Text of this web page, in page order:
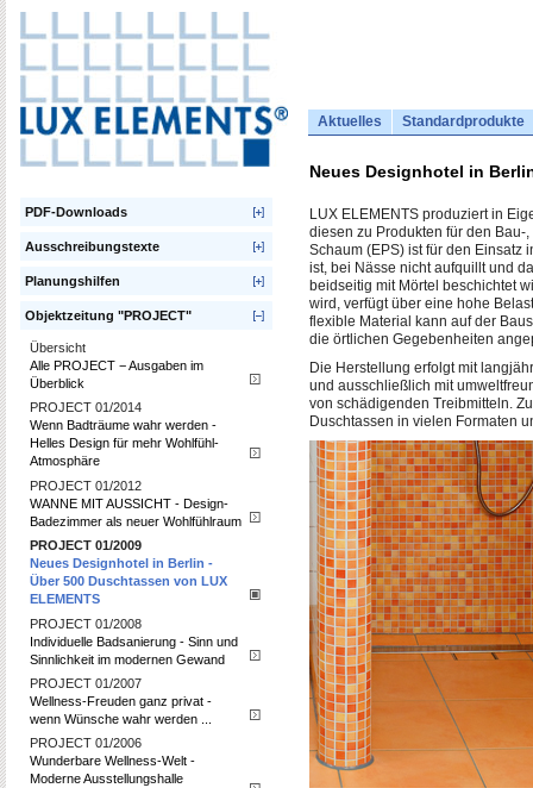
Aktuelles Standardprodukte
PDF-Downloads
Ausschreibungstexte
Planungshilfen
Objektzeitung "PROJECT"
Übersicht
Alle PROJECT − Ausgaben im
Überblick
PROJECT 01/2014
Wenn Badträume wahr werden -
Helles Design für mehr Wohlfühl-
Atmosphäre
PROJECT 01/2012
WANNE MIT AUSSICHT - Design-
Badezimmer als neuer Wohlfühlraum
PROJECT 01/2009
Neues Designhotel in Berlin -
Über 500 Duschtassen von LUX
ELEMENTS
PROJECT 01/2008
Individuelle Badsanierung - Sinn und
Sinnlichkeit im modernen Gewand
PROJECT 01/2007
Wellness-Freuden ganz privat -
wenn Wünsche wahr werden ...
PROJECT 01/2006
Wunderbare Wellness-Welt -
Moderne Ausstellungshalle
Neues Designhotel in
LUX ELEMENTS produziert in
diesen zu Produkten für den Bau-
Schaum (EPS) ist für den Einsatz
ist, bei Nässe nicht aufquillt und
beidseitig mit Mörtel beschichtet
wird, verfügt über eine hohe
flexible Material kann auf der
die örtlichen Gegebenheiten
Die Herstellung erfolgt mit
und ausschließlich mit
von schädigenden Treibmitteln.
Duschtassen in vielen Formaten